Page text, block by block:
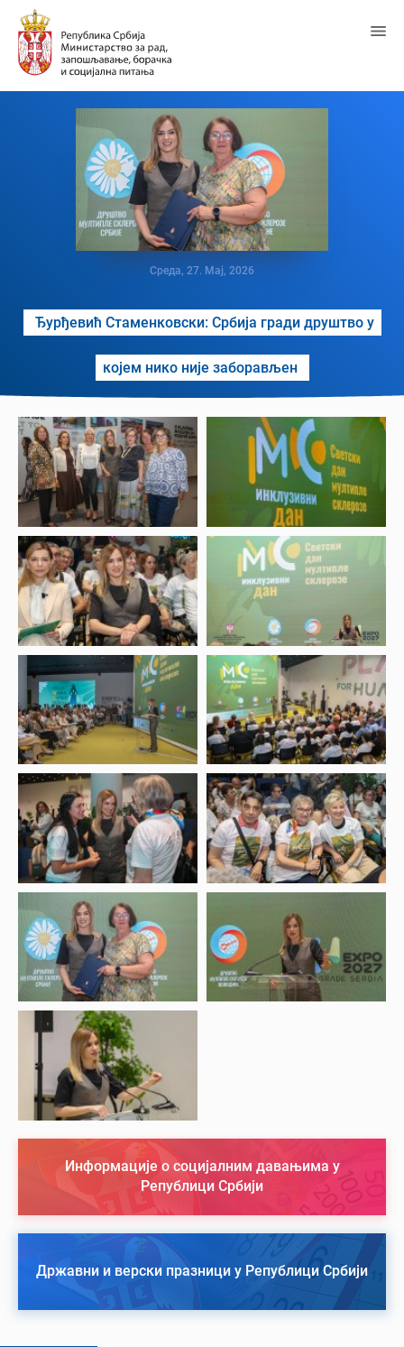
Пређи
главни
садржај
Среда, 27. Мај, 2026
Ђурђевић Стаменковски: Србија гради друштво у
којем нико није заборављен
Информације о социјалним давањима у
Републици Србији
Државни и верски празници у Републици Србији